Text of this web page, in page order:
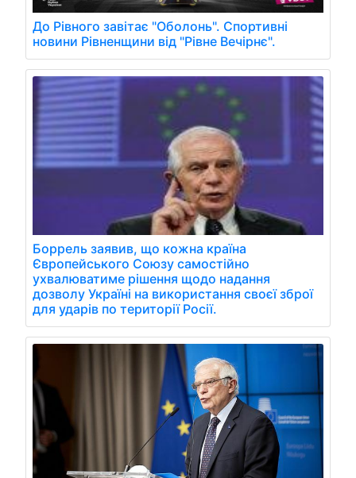
До Рівного завітає "Оболонь". Спортивні
новини Рівненщини від "Рівне Вечірнє".
Боррель заявив, що кожна країна
Європейського Союзу самостійно
ухвалюватиме рішення щодо надання
дозволу Україні на використання своєї зброї
для ударів по території Росії.